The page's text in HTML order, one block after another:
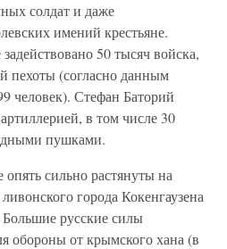
солдат и даже
имений крестьяне.
50 тысяч войска,
пехоты (согласно данным
Стефан Баторий
в том числе 30
пушками.
опять сильно растянуты на
города Кокенгаузена
русские силы
обороны от крымского хана (в